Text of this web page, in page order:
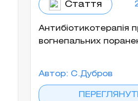
Стаття
Антибіотикотерапія
вогнепальних
Автор: С.Дубров